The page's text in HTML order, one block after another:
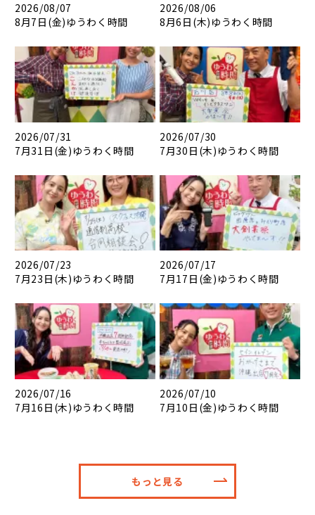
2026/08/07
8月7日(金)ゆうわく時間
2026/08/06
8月6日(木)ゆうわく時間
2026/07/31
7月31日(金)ゆうわく時間
2026/07/30
7月30日(木)ゆうわく時間
2026/07/23
7月23日(木)ゆうわく時間
2026/07/17
7月17日(金)ゆうわく時間
2026/07/16
7月16日(木)ゆうわく時間
2026/07/10
7月10日(金)ゆうわく時間
もっと見る